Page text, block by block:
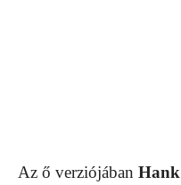
Az ő verziójában Hank